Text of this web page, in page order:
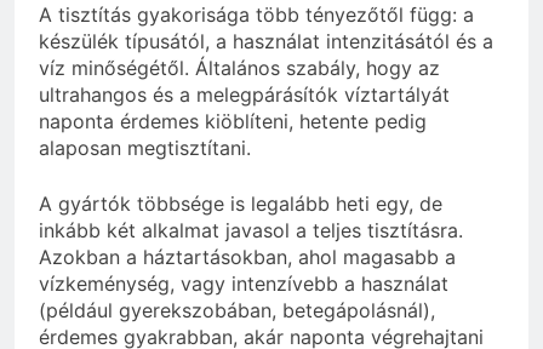
A tisztítás gyakorisága több tényezőtől függ: a
készülék típusától, a használat intenzitásától és a
víz minőségétől. Általános szabály, hogy az
ultrahangos és a melegpárásítók víztartályát
naponta érdemes kiöblíteni, hetente pedig
alaposan megtisztítani.
A gyártók többsége is legalább heti egy, de
inkább két alkalmat javasol a teljes tisztításra.
Azokban a háztartásokban, ahol magasabb a
vízkeménység, vagy intenzívebb a használat
(például gyerekszobában, betegápolásnál),
érdemes gyakrabban, akár naponta végrehajtani